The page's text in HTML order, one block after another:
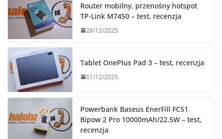
Router mobilny, przenośny hotspot
TP-Link M7450 – test, recenzja
28/12/2025
Tablet OnePlus Pad 3 – test, recenzja
01/12/2025
Powerbank Baseus EnerFill FC51
Bipow 2 Pro 10000mAh/22.5W – test,
recenzja